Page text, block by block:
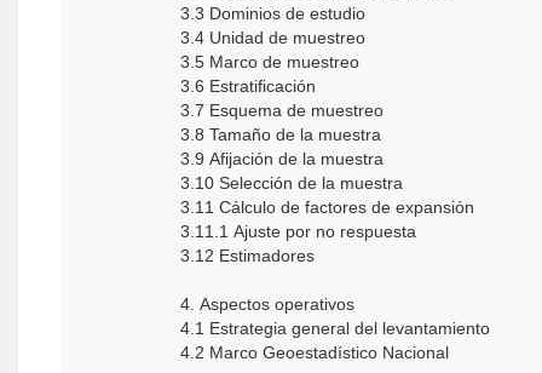
3.3 Dominios de estudio
3.4 Unidad de muestreo
3.5 Marco de muestreo
3.6 Estratificación
3.7 Esquema de muestreo
3.8 Tamaño de la muestra
3.9 Afijación de la muestra
3.10 Selección de la muestra
3.11 Cálculo de factores de expansión
3.11.1 Ajuste por no respuesta
3.12 Estimadores
4. Aspectos operativos
4.1 Estrategia general del levantamiento
4.2 Marco Geoestadístico Nacional